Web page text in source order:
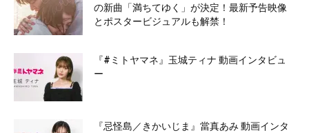
の新曲「満ちてゆく」が決定！最新予告映像
とポスタービジュアルも解禁！
『#ミトヤマネ』玉城ティナ 動画インタビュ
ー
『忌怪島／きかいじま』當真あみ 動画インタ